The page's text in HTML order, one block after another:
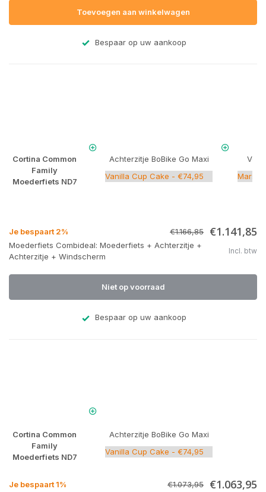
Toevoegen aan winkelwagen
Bespaar op uw aankoop
Cortina Common
Family
Moederfiets ND7
Achterzitje BoBike Go Maxi
Je bespaart 2% €1.166,85 €1.141,85
Moederfiets Combideal: Moederfiets + Achterzitje +
Achterzitje + Windscherm
Incl. btw
Niet op voorraad
Bespaar op uw aankoop
Cortina Common
Family
Moederfiets ND7
Achterzitje BoBike Go Maxi
Je bespaart 1% €1.073,95 €1.063,95